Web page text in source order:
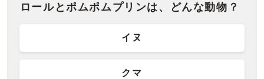
ロールとポムポムプリンは、どんな動物？
イヌ
クマ